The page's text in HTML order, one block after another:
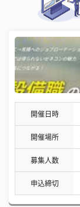
開催日時
開催場所
募集人数
申込締切